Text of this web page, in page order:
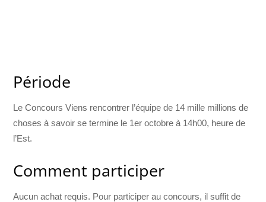
Période
Le Concours Viens rencontrer l’équipe de 14 mille millions de
choses à savoir se termine le 1er octobre à 14h00, heure de
l’Est.
Comment participer
Aucun achat requis. Pour participer au concours, il suffit de